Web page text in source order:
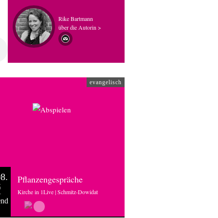
Rike Bartmann
über die Autorin >
evangelisch
Pflanzengespräche
Kirche in 1Live | Schmitz-Dowidat